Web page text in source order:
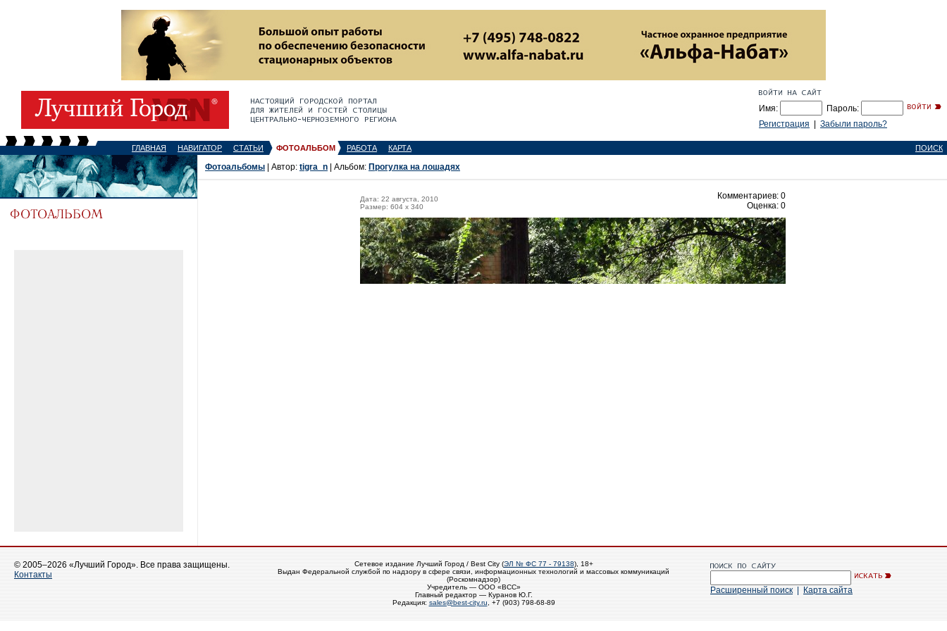
Имя:
Пароль:
Регистрация
Забыли пароль?
ГЛАВНАЯ НАВИГАТОР СТАТЬИ ФОТОАЛЬБОМ РАБОТА КАРТА ПОИСК
Фотоальбомы | Автор: tigra_n | Альбом: Прогулка на лошадях
Дата: 22 августа, 2010
Размер: 604 x 340
Комментариев: 0
Оценка: 0
© 2005–2026 «Лучший Город». Все права защищены.
Контакты
Сетевое издание Лучший Город / Best City (ЭЛ № ФС 77 - 79138), 18+
Выдан Федеральной службой по надзору в сфере связи, информационных технологий и массовых коммуникаций
(Роскомнадзор)
Учредитель — ООО «ВСС»
Главный редактор — Куранов Ю.Г.
Редакция: sales@best-city.ru , +7 (903) 798-68-89
Расширенный поиск Карта сайта